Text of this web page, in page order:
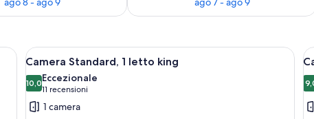
copriletto in piuma
Apri
tutte
le
foto
Biancheria da letto di alta qualità,
3
Camera Standard, 1 letto king
10,010,0 su 10
Eccezionale
11 recensioni
(11
recensioni)
1 camera
le